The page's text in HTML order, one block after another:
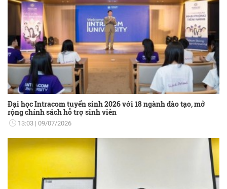
Đại học Intracom tuyển sinh 2026 với 18 ngành đào tạo, mở
rộng chính sách hỗ trợ sinh viên
13:03 09/07/2026